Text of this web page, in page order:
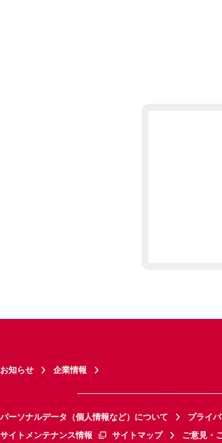
お知らせ 企業情報
パーソナルデータ（個人情報など）について プライ
サイトメンテナンス情報
サイトマップ ご意見・